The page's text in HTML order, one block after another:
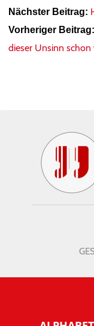
Nächster Beitrag:
Vorheriger Beitrag:
dieser Unsinn schon